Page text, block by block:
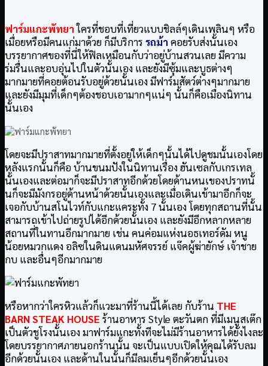
ฟาร์มแกะพัทยาใครที่ชอบที่เที่ยวแบบชิลล์ๆเดินเพลินๆ หรือ
เมื่อยหรือมีคนแก่มาด้วย ก็มีบริการ รถม้าคอยรับส่งนั้นเอง
บรรยากาศของที่นี่ให้ฟิลเหมือนกับว่าอยู่บ้านสวนเลย มีความ
ร่มรื่นและอบอุ่นไปในตัวนั้นเอง และยังมีซุ้มและบูธต่างๆ
มากมายที่คอยต้อนรับอยู่ด้วยนั้นเอง มีฟาร์มสัตว์ต่างๆมากมาย
และยังมีมุมที่เด็กๆต้องชอบเอามากๆแน่ๆ นั้นก็คือเมืองนิทาน
นั้นเอง
โดยจะมีปราสาทมากมายที่ตั้งอยู่ให้เด็กๆนั้นได้ไปดูชมนั้นเองโดย
หลังแรกนั้นก็คือ บ้านขนมปังในนิทานเรื่อง ฮันเซลกับเกรเทล
นั้นเองและต่อมาก็จะมีปราสาทอีกด้วยโดยด้านหนเของปราทนั้
นก็จะมีมังกรอยู่ด้านหน้าด้วยนั้นเองและเมื่อเดินเข้ามาอีกก็จะ
เจอกับบ้านสโนไวท์กับแกะแคระทั้ง 7 นั้นเอง โดยทุกสถานที่นั้น
สามารถเข้าไปถ่ายรูปได้อีกด้วยนั้นเอง และยังมีอีกหลากหลาย
สถานที่ในทานอีกมากมาย เช่น คนค่อมแห่งนอธเทอร์ดัม หนู
น้อยหมวกแดง อลิซในดินแดนมหัศจรรย์ แจ๊คผู้ฆ่ายักษ์ เจ้าชาย
กบ และอื่นๆอีกมากมาย
หรือหากว่าใครหิวแล้วก็แวะมาที่ร้านนี้ได้เลย กับร้าน THE
BARN STEAK HOUSE ร้านอาหาร Style ตะวันตก ที่มีเมนูสเต๊ก
เป็นตัวชูโรงนั้นเอง มาฟาร์มแกะทั้งทีจะไม่มีร้านอาหารได้ยังไงละ
โดยบรรยากาศภายนอกร้านนั้น จะเป็นแบบเปิดให้คุณได้รับลม
อีกด้วยนั้นเอง และด้านในนั้นก็มีลมเย็นๆอีกด้วยนั้นเอง